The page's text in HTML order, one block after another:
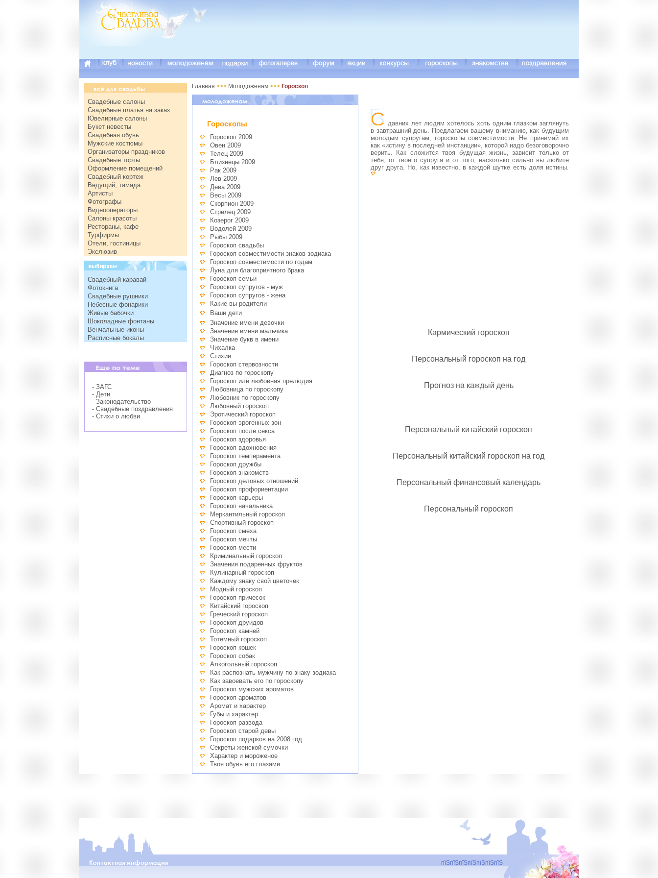
Свадебные салоны
Свадебные платья на заказ
Ювелирные салоны
Букет невесты
Свадебная обувь
Мужские костюмы
Организаторы праздников
Свадебные торты
Оформление помещений
Свадебный кортеж
Ведущий, тамада
Артисты
Фотографы
Видеооператоры
Салоны красоты
Рестораны, кафе
Турфирмы
Отели, гостиницы
Экслюзив
Свадебный каравай
Фотокнига
Свадебные рушники
Небесные фонарики
Живые бабочки
Шоколадные фонтаны
Венчальные иконы
Расписные бокалы
- ЗАГС
- Дети
- Законодательство
- Свадебные поздравления
- Стихи о любви
Главная >>> Молодоженам >>> Гороскоп
Гороскопы
Гороскоп 2009
Овен 2009
Телец 2009
Близнецы 2009
Рак 2009
Лев 2009
Дева 2009
Весы 2009
Скорпион 2009
Стрелец 2009
Козерог 2009
Водолей 2009
Рыбы 2009
Гороскоп свадьбы
Гороскоп совместимости знаков зодиака
Гороскоп совместимости по годам
Луна для благоприятного брака
Гороскоп семьи
Гороскоп супругов - муж
Гороскоп супругов - жена
Какие вы родители
Ваши дети
Значение имени девочки
Значение имени мальчика
Значение букв в имени
Чихалка
Стихии
Гороскоп стервозности
Диагноз по гороскопу
Гороскоп или любовная прелюдия
Любовница по гороскопу
Любовник по гороскопу
Любовный гороскоп
Эротический гороскоп
Гороскоп эрогенных зон
Гороскоп после секса
Гороскоп здоровья
Гороскоп вдохновения
Гороскоп темперамента
Гороскоп дружбы
Гороскоп знакомств
Гороскоп деловых отношений
Гороскоп профориентации
Гороскоп карьеры
Гороскоп начальника
Меркантильный гороскоп
Спортивный гороскоп
Гороскоп смеха
Гороскоп мечты
Гороскоп мести
Криминальный гороскоп
Значения подаренных фруктов
Кулинарный гороскоп
Каждому знаку свой цветочек
Модный гороскоп
Гороскоп причесок
Китайский гороскоп
Греческий гороскоп
Гороскоп друидов
Гороскоп камней
Тотемный гороскоп
Гороскоп кошек
Гороскоп собак
Алкогольный гороскоп
Как распознать мужчину по знаку зодиака
Как завоевать его по гороскопу
Гороскоп мужских ароматов
Гороскоп ароматов
Аромат и характер
Губы и характер
Гороскоп развода
Гороскоп старой девы
Гороскоп подарков на 2008 год
Секреты женской сумочки
Характер и мороженое
Твоя обувь его глазами
давних лет людям хотелось хоть одним глазком заглянуть
в завтрашний день. Предлагаем вашему вниманию, как будущим
молодым супругам, гороскопы совместимости. Не принимай их
как «истину в последней инстанции», которой надо безоговорочно
верить. Как сложится твоя будущая жизнь, зависит только от
тебя, от твоего супруга и от того, насколько сильно вы любите
друг друга. Но, как известно, в каждой шутке есть доля истины.
Кармический гороскоп
Персональный гороскоп на год
Прогноз на каждый день
Персональный китайский гороскоп
Персональный китайский гороскоп на год
Персональный финансовый календарь
Персональный гороскоп
пїЅпїЅпїЅпїЅпїЅпїЅпїЅ